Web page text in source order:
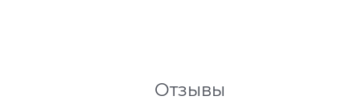
Отзывы